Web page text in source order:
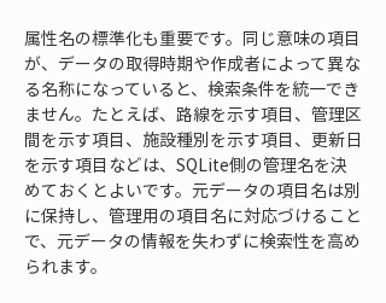
属性名の標準化も重要です。同じ意味の項目
が、データの取得時期や作成者によって異な
る名称になっていると、検索条件を統一でき
ません。たとえば、路線を示す項目、管理区
間を示す項目、施設種別を示す項目、更新日
を示す項目などは、SQLite側の管理名を決
めておくとよいです。元データの項目名は別
に保持し、管理用の項目名に対応づけること
で、元データの情報を失わずに検索性を高め
られます。